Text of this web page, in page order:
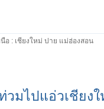
อ : เชียงใหม่ ปาย แม่ฮ่องสอน
วมไปแอ่วเชียง